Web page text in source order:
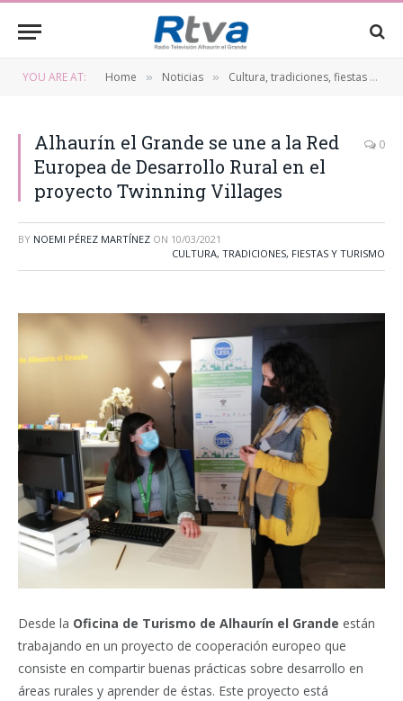
YOU ARE AT: Home » Noticias » Cultura, tradiciones, fiestas y turismo
Alhaurín el Grande se une a la Red
Europea de Desarrollo Rural en el
proyecto Twinning Villages
0
BY NOEMI PÉREZ MARTÍNEZ ON 10/03/2021
CULTURA, TRADICIONES, FIESTAS Y TURISMO
Desde la Oficina de Turismo de Alhaurín el Grande están
trabajando en un proyecto de cooperación europeo que
consiste en compartir buenas prácticas sobre desarrollo en
áreas rurales y aprender de éstas. Este proyecto está